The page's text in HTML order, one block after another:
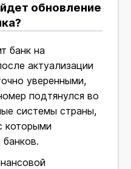
обновление
банк на
актуализации
уверенными,
подтянулся во
системы страны,
которыми